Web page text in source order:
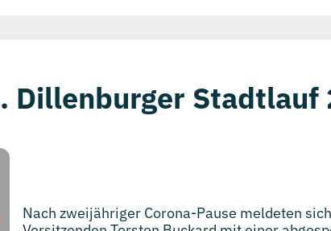
Dillenburger Stadtlauf
Nach zweijähriger Corona-Pause meldeten